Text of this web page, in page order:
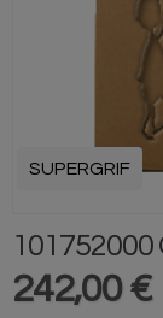
SUPERGRIF
242,00 €